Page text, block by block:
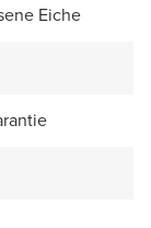
Eiche